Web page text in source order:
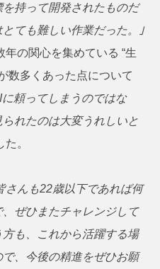
持って開発されたものだ
ても難しい作業だった。｣
の関心を集めている “生
数多くあった点について
に頼ってしまうのではな
れたのは大変うれしいと
。
さんも22歳以下であれば何
ぜひまたチャレンジして
も、これから活躍する場
、今後の精進をぜひお願